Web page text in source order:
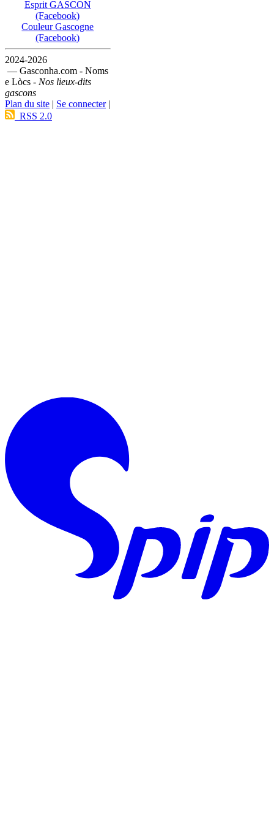
Esprit GASCON
(Facebook)
Couleur Gascogne
(Facebook)
2024-2026
— Gasconha.com - Noms
e Lòcs - Nos lieux-dits
gascons
Plan du site | Se connecter|
RSS 2.0